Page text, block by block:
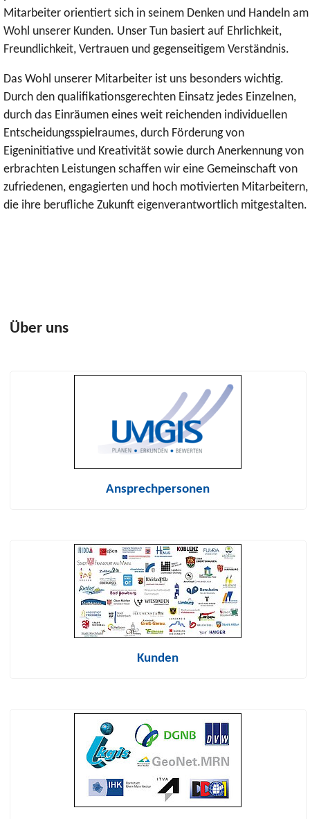
Mitarbeiter orientiert sich in seinem Denken und Handeln am
Wohl unserer Kunden. Unser Tun basiert auf Ehrlichkeit,
Freundlichkeit, Vertrauen und gegenseitigem Verständnis.
Das Wohl unserer Mitarbeiter ist uns besonders wichtig.
Durch den qualifikationsgerechten Einsatz jedes Einzelnen,
durch das Einräumen eines weit reichenden individuellen
Entscheidungsspielraumes, durch Förderung von
Eigeninitiative und Kreativität sowie durch Anerkennung von
erbrachten Leistungen schaffen wir eine Gemeinschaft von
zufriedenen, engagierten und hoch motivierten Mitarbeitern,
die ihre berufliche Zukunft eigenverantwortlich mitgestalten.
Über uns
Ansprechpersonen
Kunden